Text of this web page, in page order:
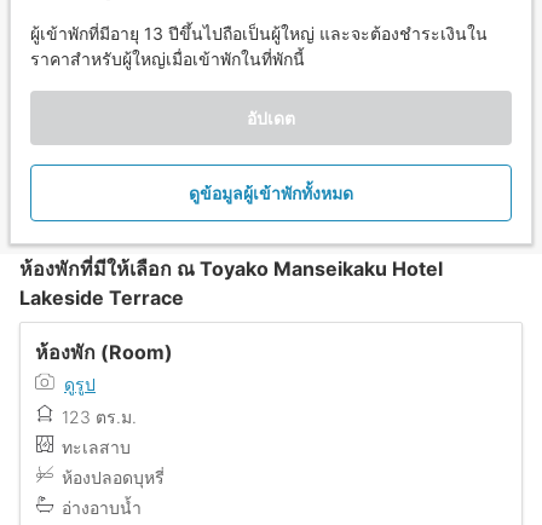
ผู้เข้าพักที่มีอายุ 13 ปีขึ้นไปถือเป็นผู้ใหญ่ และจะต้องชำระเงินใน
ราคาสำหรับผู้ใหญ่เมื่อเข้าพักในที่พักนี้
อัปเดต
ดูข้อมูลผู้เข้าพักทั้งหมด
ห้องพักที่มีให้เลือก ณ Toyako Manseikaku Hotel
Lakeside Terrace
ห้องพัก (Room)
ดูรูป
123 ตร.ม.
ทะเลสาบ
ห้องปลอดบุหรี่
อ่างอาบน้ำ